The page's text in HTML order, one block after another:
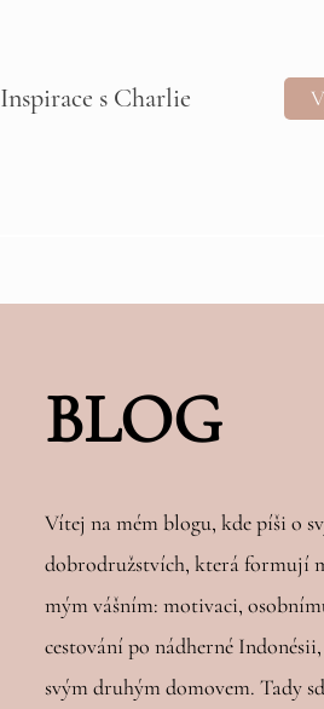
Inspirace s Charlie
BLOG
Vítej na mém blogu, kde píši o
dobrodružstvích, která formují
mým vášním: motivaci,
cestování po nádherné
svým druhým domovem. Tady